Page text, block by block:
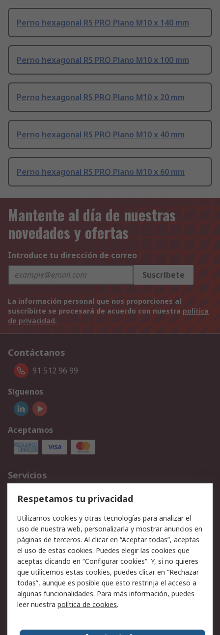
Perno hexagonal RS PRO Plano M10 x 140 mm
Perno hexagonal RS PRO Plano M10 x 100 mm
Perno hexagonal RS PRO Plano M10 x 20 mm
Perno hexagonal RS PRO Plano M10 x 40 mm
Perno hexagonal RS PRO Plano M10 x 60 mm
Mantente al día de nuestras
novedades y ofertas
Introduce tu dirección de correo
Suscríbete
La información personal que nos proporciones al
suscribirte se procesará de acuerdo con nuestra política
de privacidad.
Contáctanos
91 512 96 99
Síguenos
Aceptamos
Servicios
Cómo realizar pedidos
Devoluciones
Facturación y pago
Ofertas
Soporte técnico
Legal
Aviso legal
Política de privacidad -
Actualizada
Política sobre cookies
Seguridad de emails
Certificaciones de
Condiciones de venta
Respetamos tu privacidad
Utilizamos cookies y otras tecnologías para analizar el
uso de nuestra web, personalizarla y mostrar anuncios en
páginas de terceros. Al clicar en “Aceptar todas”, aceptas
el uso de estas cookies. Puedes elegir las cookies que
aceptas clicando en “Configurar cookies”. Y, si no quieres
que utilicemos estas cookies, puedes clicar en “Rechazar
todas”, aunque es posible que esto restrinja el acceso a
algunas funcionalidades. Para más información, puedes
leer nuestra política de cookies.